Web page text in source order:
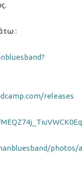
:
releases
photos/